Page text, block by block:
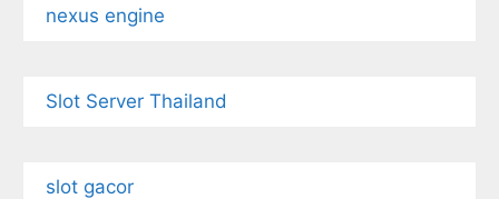
nexus engine
Slot Server Thailand
slot gacor